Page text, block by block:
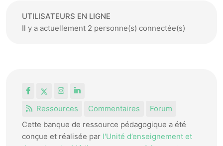
UTILISATEURS EN LIGNE
Il y a actuellement 2 personne(s) connectée(s)
FacebookInstagram
LinkedIn
Ressources
Commentaires
Forum
Cette banque de ressource pédagogique a été
conçue et réalisée par l'Unité d’enseignement et